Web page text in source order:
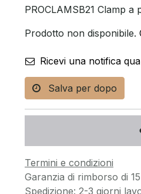
PROCLAMSB21 Clamp
Prodotto non disponibile.
Ricevi una notifica
Salva per dopo
Termini e condizioni
Garanzia di rimborso di
Spedizione: 2-3 giorni